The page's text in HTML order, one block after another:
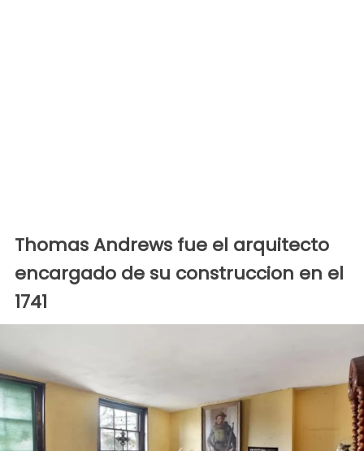
Thomas Andrews fue el arquitecto
encargado de su construccion en el
1741